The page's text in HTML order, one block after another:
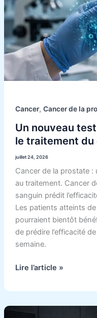
Cancer, Cancer de la
Un nouveau
le traitement
juillet 24, 2026
Cancer de la prostate :
au traitement. Cancer
sanguin prédit
Les patients atteints
pourraient bientôt
de prédire l’efficacité
semaine.
sanguin
pour
adapter
le
traitement
cancer
la
Lire l’article »
Cancer